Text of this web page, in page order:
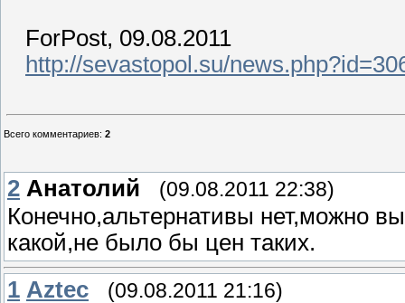
ForPost, 09.08.2011
http://sevastopol.su/
Всего комментариев: 2
2 Анатолий (09.08.2011 22:38)
Конечно,альтернативы нет,можно
какой,не было бы цен таких.
1 Aztec (09.08.2011 21:16)